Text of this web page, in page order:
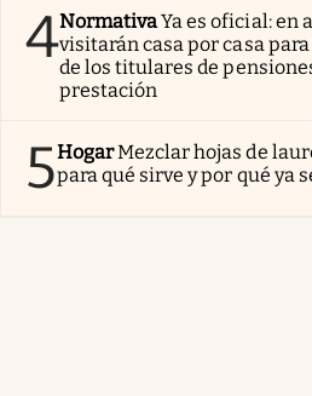
4NormativaYa es oficial: en
visitarán casa por casa
de los titulares de
prestación
5HogarMezclar hojas de
para qué sirve y por qué ya